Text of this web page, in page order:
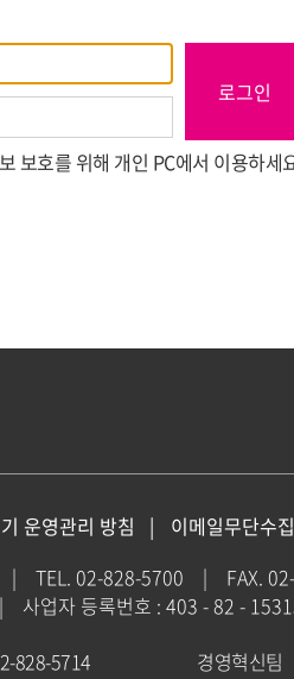
보호를 위해 개인 PC에서 이용하세
로그인
운영관리 방침 이메일무단수
| TEL. 02-828-5700 |
FAX.
|
사업자 등록번호 : 403 - 82 -
828-5714 경영혁신팀